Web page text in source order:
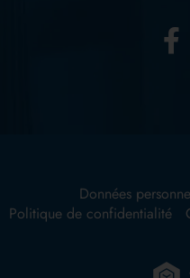
Données
Politique de confidentialité